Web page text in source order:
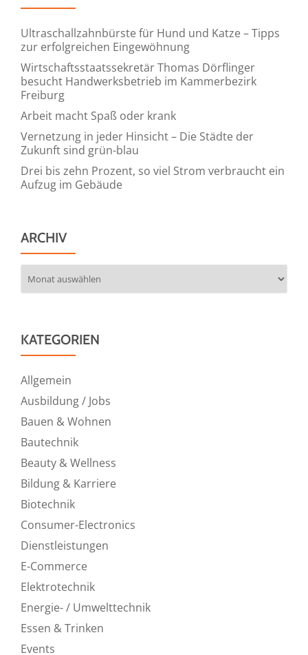
Ultraschallzahnbürste für Hund und Katze – Tipps
zur erfolgreichen Eingewöhnung
Wirtschaftsstaatssekretär Thomas Dörflinger
besucht Handwerksbetrieb im Kammerbezirk
Freiburg
Arbeit macht Spaß oder krank
Vernetzung in jeder Hinsicht – Die Städte der
Zukunft sind grün-blau
Drei bis zehn Prozent, so viel Strom verbraucht ein
Aufzug im Gebäude
ARCHIV
KATEGORIEN
Allgemein
Ausbildung / Jobs
Bauen & Wohnen
Bautechnik
Beauty & Wellness
Bildung & Karriere
Biotechnik
Consumer-Electronics
Dienstleistungen
E-Commerce
Elektrotechnik
Energie- / Umwelttechnik
Essen & Trinken
Events